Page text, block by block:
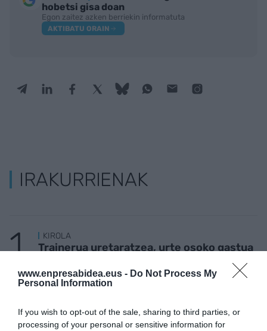
www.enpresabidea.eus - Do Not Process My
Personal Information
If you wish to opt-out of the sale, sharing to third parties, or
processing of your personal or sensitive information for
hobetsi gisa doan
Egon zaitez azken berriekin informatuta
AKTIBATU ORAIN
IRAKURRIENAK
KIROLA
Trainerua uretaratzea, urte osoko gastua
kalitatezko bideoak minutu gutxian sor